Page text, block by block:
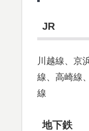
JR
川越線、京
線、高崎線
線
地下鉄